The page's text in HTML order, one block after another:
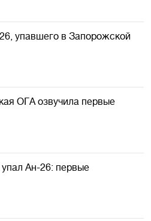
упавшего в Запорожской
ОГА озвучила первые
Ан-26: первые